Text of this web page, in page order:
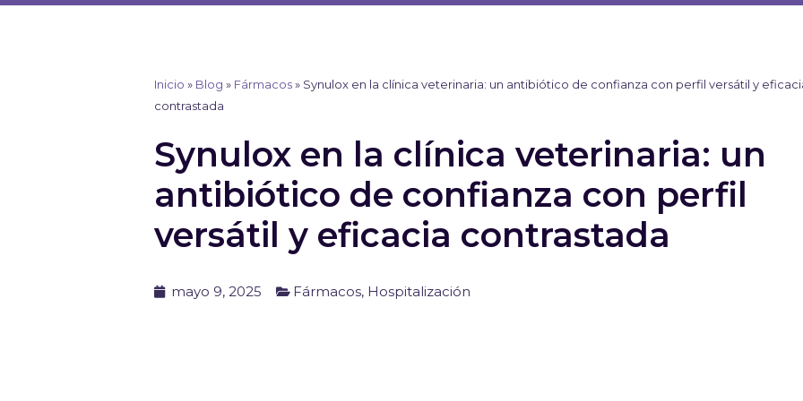
Ir
Inicio » Blog » Fármacos» Synulox en la clínica veterinaria: un antibiótico de confianza con perfil versátil y
contrastada
Synulox en la clínica veterinaria: un
antibiótico de confianza con perfil
versátil y eficacia contrastada
mayo 9, 2025 Fármacos, Hospitalización